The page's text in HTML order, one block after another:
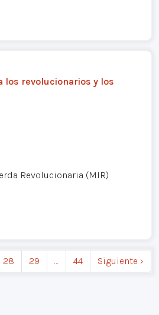
los revolucionarios y los
Revolucionaria (MIR)
28 29 … 44 Siguiente ›